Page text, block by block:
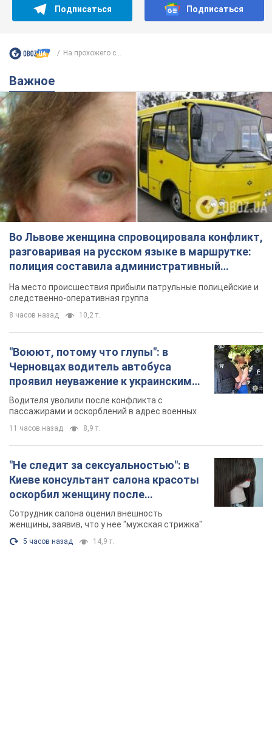
Подписаться Подписаться
На прохожего с...
Важное
Во Львове женщина спровоцировала конфликт,
разговаривая на русском языке в маршрутке:
полиция составила административный
протокол. Видео
На место происшествия прибыли патрульные полицейские и
следственно-оперативная группа
8 часов назад 10,2 т.
"Воюют, потому что глупы": в
Черновцах водитель автобуса
проявил неуважение к украинским
военным и поплатился за это.
Видео
Водителя уволили после конфликта с
пассажирами и оскорблений в адрес военных
11 часов назад 8,9 т.
"Не следит за сексуальностью": в
Киеве консультант салона красоты
оскорбил женщину после
химиотерапии, разгорелся скандал.
Фото
Сотрудник салона оценил внешность
женщины, заявив, что у нее "мужская стрижка"
5 часов назад 14,9 т.